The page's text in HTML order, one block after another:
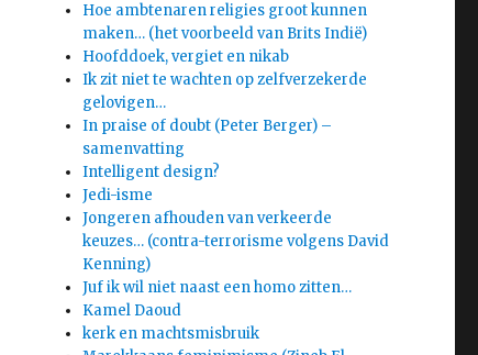
Hoe ambtenaren religies groot kunnen
maken… (het voorbeeld van Brits Indië)
Hoofddoek, vergiet en nikab
Ik zit niet te wachten op zelfverzekerde
gelovigen…
In praise of doubt (Peter Berger) –
samenvatting
Intelligent design?
Jedi-isme
Jongeren afhouden van verkeerde
keuzes… (contra-terrorisme volgens David
Kenning)
Juf ik wil niet naast een homo zitten…
Kamel Daoud
kerk en machtsmisbruik